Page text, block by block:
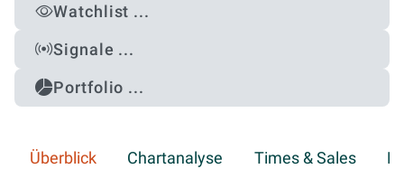
Watchlist ...
Signale ...
Portfolio ...
Überblick Chartanalyse Times & Sales